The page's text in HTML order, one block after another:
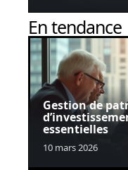
En tendance
Gestion de
essentielles
10 mars 2026